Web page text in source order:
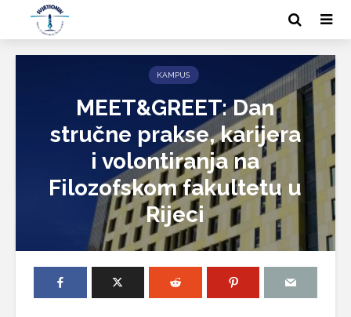
KAMPUS
MEET&GREET: Dan
stručne prakse, karijera
i volontiranja na
Filozofskom fakultetu u
Rijeci